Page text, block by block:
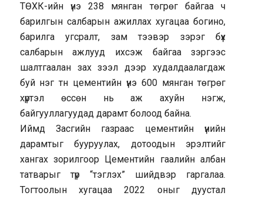
ТӨХК-ийн үнэ 238 мянган төгрөг байгаа ч
барилгын салбарын ажиллах хугацаа богино,
барилга угсралт, зам тээвэр зэрэг бүх
салбарын ажлууд ихсэж байгаа зэргээс
шалтгаалан зах зээл дээр худалдаалагдаж
буй нэг тн цементийн үнэ 600 мянган төгрөг
хүртэл өссөн нь аж ахуйн нэгж,
байгууллагуудад дарамт болоод байна.
Иймд Засгийн газраас цементийн үнийн
дарамтыг бууруулах, дотоодын эрэлтийг
хангах зорилгоор Цементийн гаалийн албан
татварыг түр “тэглэх” шийдвэр гаргалаа.
Тогтоолын хугацаа 2022 оныг дуустал